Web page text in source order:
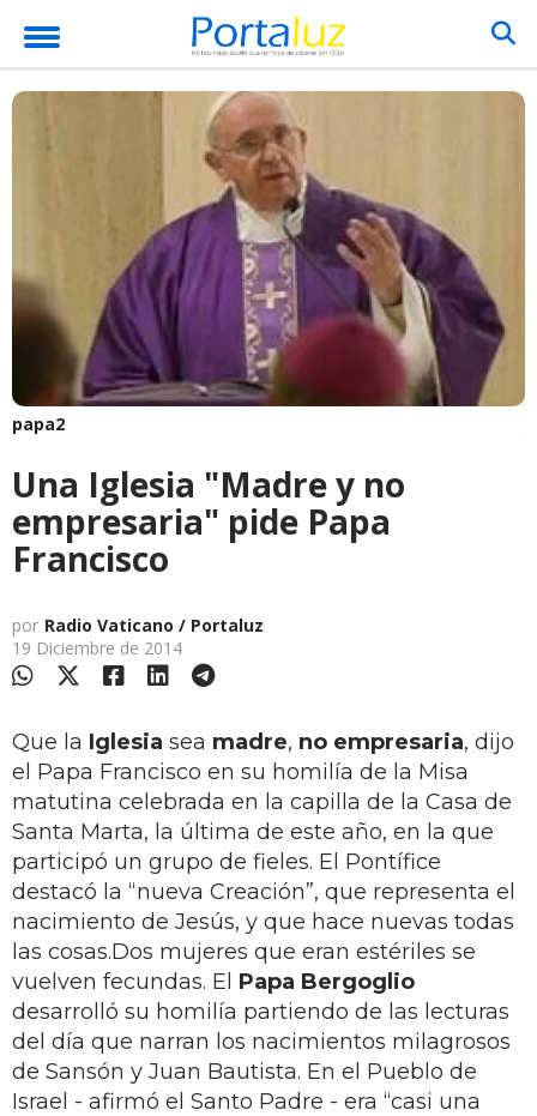
papa2
Una Iglesia "Madre y no
empresaria" pide Papa
Francisco
por Radio Vaticano / Portaluz
19 Diciembre de 2014
Que la Iglesia sea madre, no empresaria, dijo
el Papa Francisco en su homilía de la Misa
matutina celebrada en la capilla de la Casa de
Santa Marta, la última de este año, en la que
participó un grupo de fieles. El Pontífice
destacó la “nueva Creación”, que representa el
nacimiento de Jesús, y que hace nuevas todas
las cosas.Dos mujeres que eran estériles se
vuelven fecundas. El Papa Bergoglio
desarrolló su homilía partiendo de las lecturas
del día que narran los nacimientos milagrosos
de Sansón y Juan Bautista. En el Pueblo de
Israel - afirmó el Santo Padre - era “casi una